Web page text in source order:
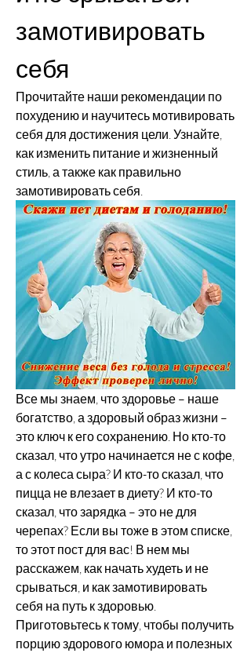
замотивировать
себя
Прочитайте наши рекомендации по
похудению и научитесь мотивировать
себя для достижения цели. Узнайте,
как изменить питание и жизненный
стиль, а также как правильно
замотивировать себя.
Все мы знаем, что здоровье – наше
богатство, а здоровый образ жизни –
это ключ к его сохранению. Но кто-то
сказал, что утро начинается не с кофе,
а с колеса сыра? И кто-то сказал, что
пицца не влезает в диету? И кто-то
сказал, что зарядка – это не для
черепах? Если вы тоже в этом списке,
то этот пост для вас! В нем мы
расскажем, как начать худеть и не
срываться, и как замотивировать
себя на путь к здоровью.
Приготовьтесь к тому, чтобы получить
порцию здорового юмора и полезных